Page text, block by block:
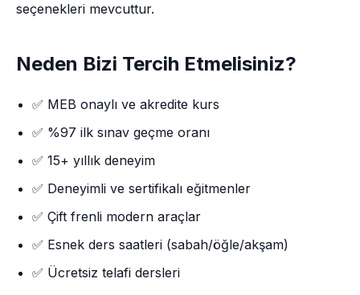
seçenekleri mevcuttur.
Neden Bizi Tercih Etmelisiniz?
✅ MEB onaylı ve akredite kurs
✅ %97 ilk sınav geçme oranı
✅ 15+ yıllık deneyim
✅ Deneyimli ve sertifikalı eğitmenler
✅ Çift frenli modern araçlar
✅ Esnek ders saatleri (sabah/öğle/akşam)
✅ Ücretsiz telafi dersleri